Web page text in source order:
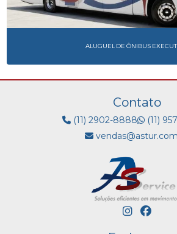
ALUGUEL DE ÔNIBUS
Contato
(11) 2902-8888
(11)